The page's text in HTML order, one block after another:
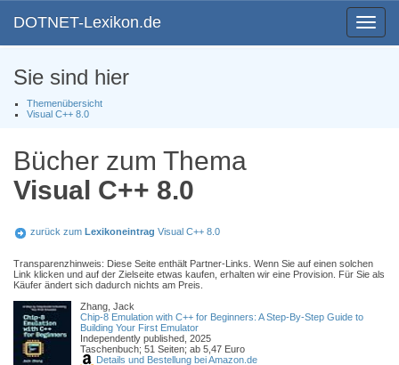
Toggle
DOTNET-Lexikon.de
Sie sind hier
Themenübersicht
Visual C++ 8.0
Bücher zum Thema
Visual C++ 8.0
zurück zum Lexikoneintrag Visual C++ 8.0
Transparenzhinweis: Diese Seite enthält Partner-Links. Wenn Sie auf einen solchen
Link klicken und auf der Zielseite etwas kaufen, erhalten wir eine Provision. Für Sie als
Käufer ändert sich dadurch nichts am Preis.
Zhang, Jack
Chip-8 Emulation with C++ for Beginners: A Step-By-Step Guide to
Building Your First Emulator
Independently published, 2025
Taschenbuch; 51 Seiten; ab 5,47 Euro
Details und Bestellung bei Amazon.de